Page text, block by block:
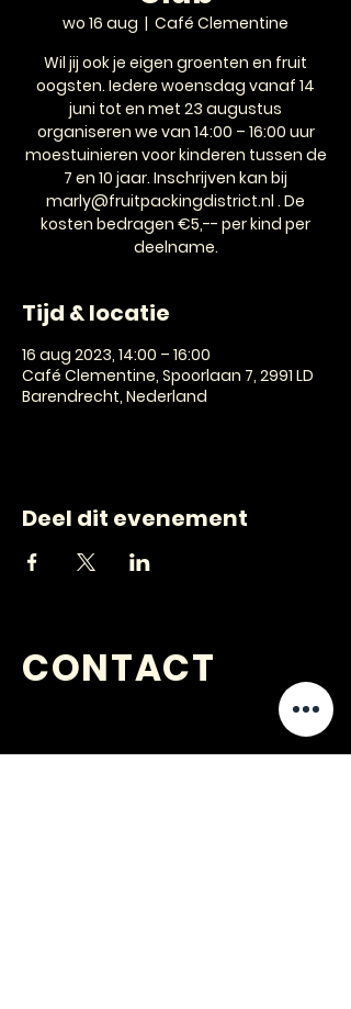
wo 16 aug
  |
Café Clementine
Wil jij ook je eigen groenten en fruit
oogsten. Iedere woensdag vanaf 14
juni tot en met 23 augustus
organiseren we van 14:00 – 16:00 uur
moestuinieren voor kinderen tussen de
7 en 10 jaar. Inschrijven kan bij
marly@fruitpackingdistrict.nl . De
kosten bedragen €5,-- per kind per
deelname.
Tijd & locatie
16 aug 2023, 14:00 – 16:00
Café Clementine, Spoorlaan 7, 2991 LD
Barendrecht, Nederland
Deel dit evenement
CONTACT
?